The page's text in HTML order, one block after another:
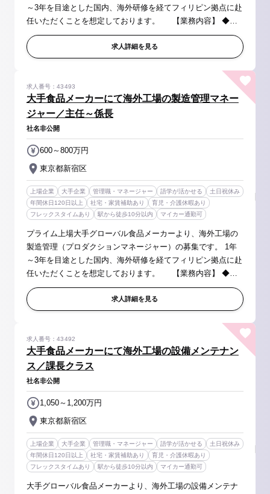
～3年を目途とした国内、海外研修を経てフィリピン拠点に赴
任いただくことを想定しております。 【業務内容】 ◆海
外工場プロダクションマネージャーとして下記業務を担当 ・
工場マネージメント業...求人詳細を見る
大手食品メーカーにて海外工場の製造管理マネー
ジャー／主任～係長
求人番号：43493
社名非公開
東京都新宿区
600～800万円
上場企業 大手企業 管理職・マネージャー 語学が活かせる
土日祝休み
年間休日120日以上
社宅・家賃補助あり
育児・介護休暇あり
フレックスタイムあり
駅から徒歩10分以内 マイカー通勤可
プライム上場大手グローバル食品メーカーより、海外工場の
製造管理（プロダクションマネージャー）の募集です。 1年
～3年を目途とした国内、海外研修を経てフィリピン拠点に赴
任いただくことを想定しております。 【業務内容】 ◆海
外工場プロダクションマネージャーとして下記業務を担当 ・
工場マネージメント業...求人詳細を見る
大手食品メーカーにて海外工場の設備メンテナン
ス／課長クラス
求人番号：43492
社名非公開
東京都新宿区
1,050～1,200万円
上場企業 大手企業 管理職・マネージャー 語学が活かせる
土日祝休み
年間休日120日以上
社宅・家賃補助あり
育児・介護休暇あり
フレックスタイムあり
駅から徒歩10分以内 マイカー通勤可
大手グローバル食品メーカーより、海外工場の設備メンテナ